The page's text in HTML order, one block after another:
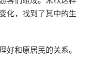
化，找到了其中的生
好和原居民的关系。